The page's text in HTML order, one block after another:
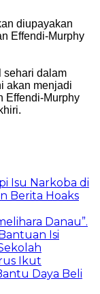
diupayakan
Effendi-Murphy
sehari dalam
akan menjadi
Effendi-Murphy
Isu Narkoba di
Berita Hoaks
Danau”.
Isi
Ikut
Daya Beli